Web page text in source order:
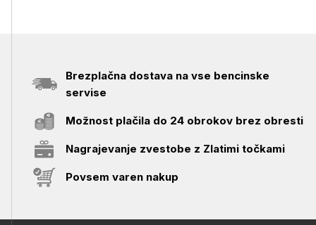
Brezplačna dostava na vse bencinske
servise
Možnost plačila do 24 obrokov brez obresti
Nagrajevanje zvestobe z Zlatimi točkami
Povsem varen nakup